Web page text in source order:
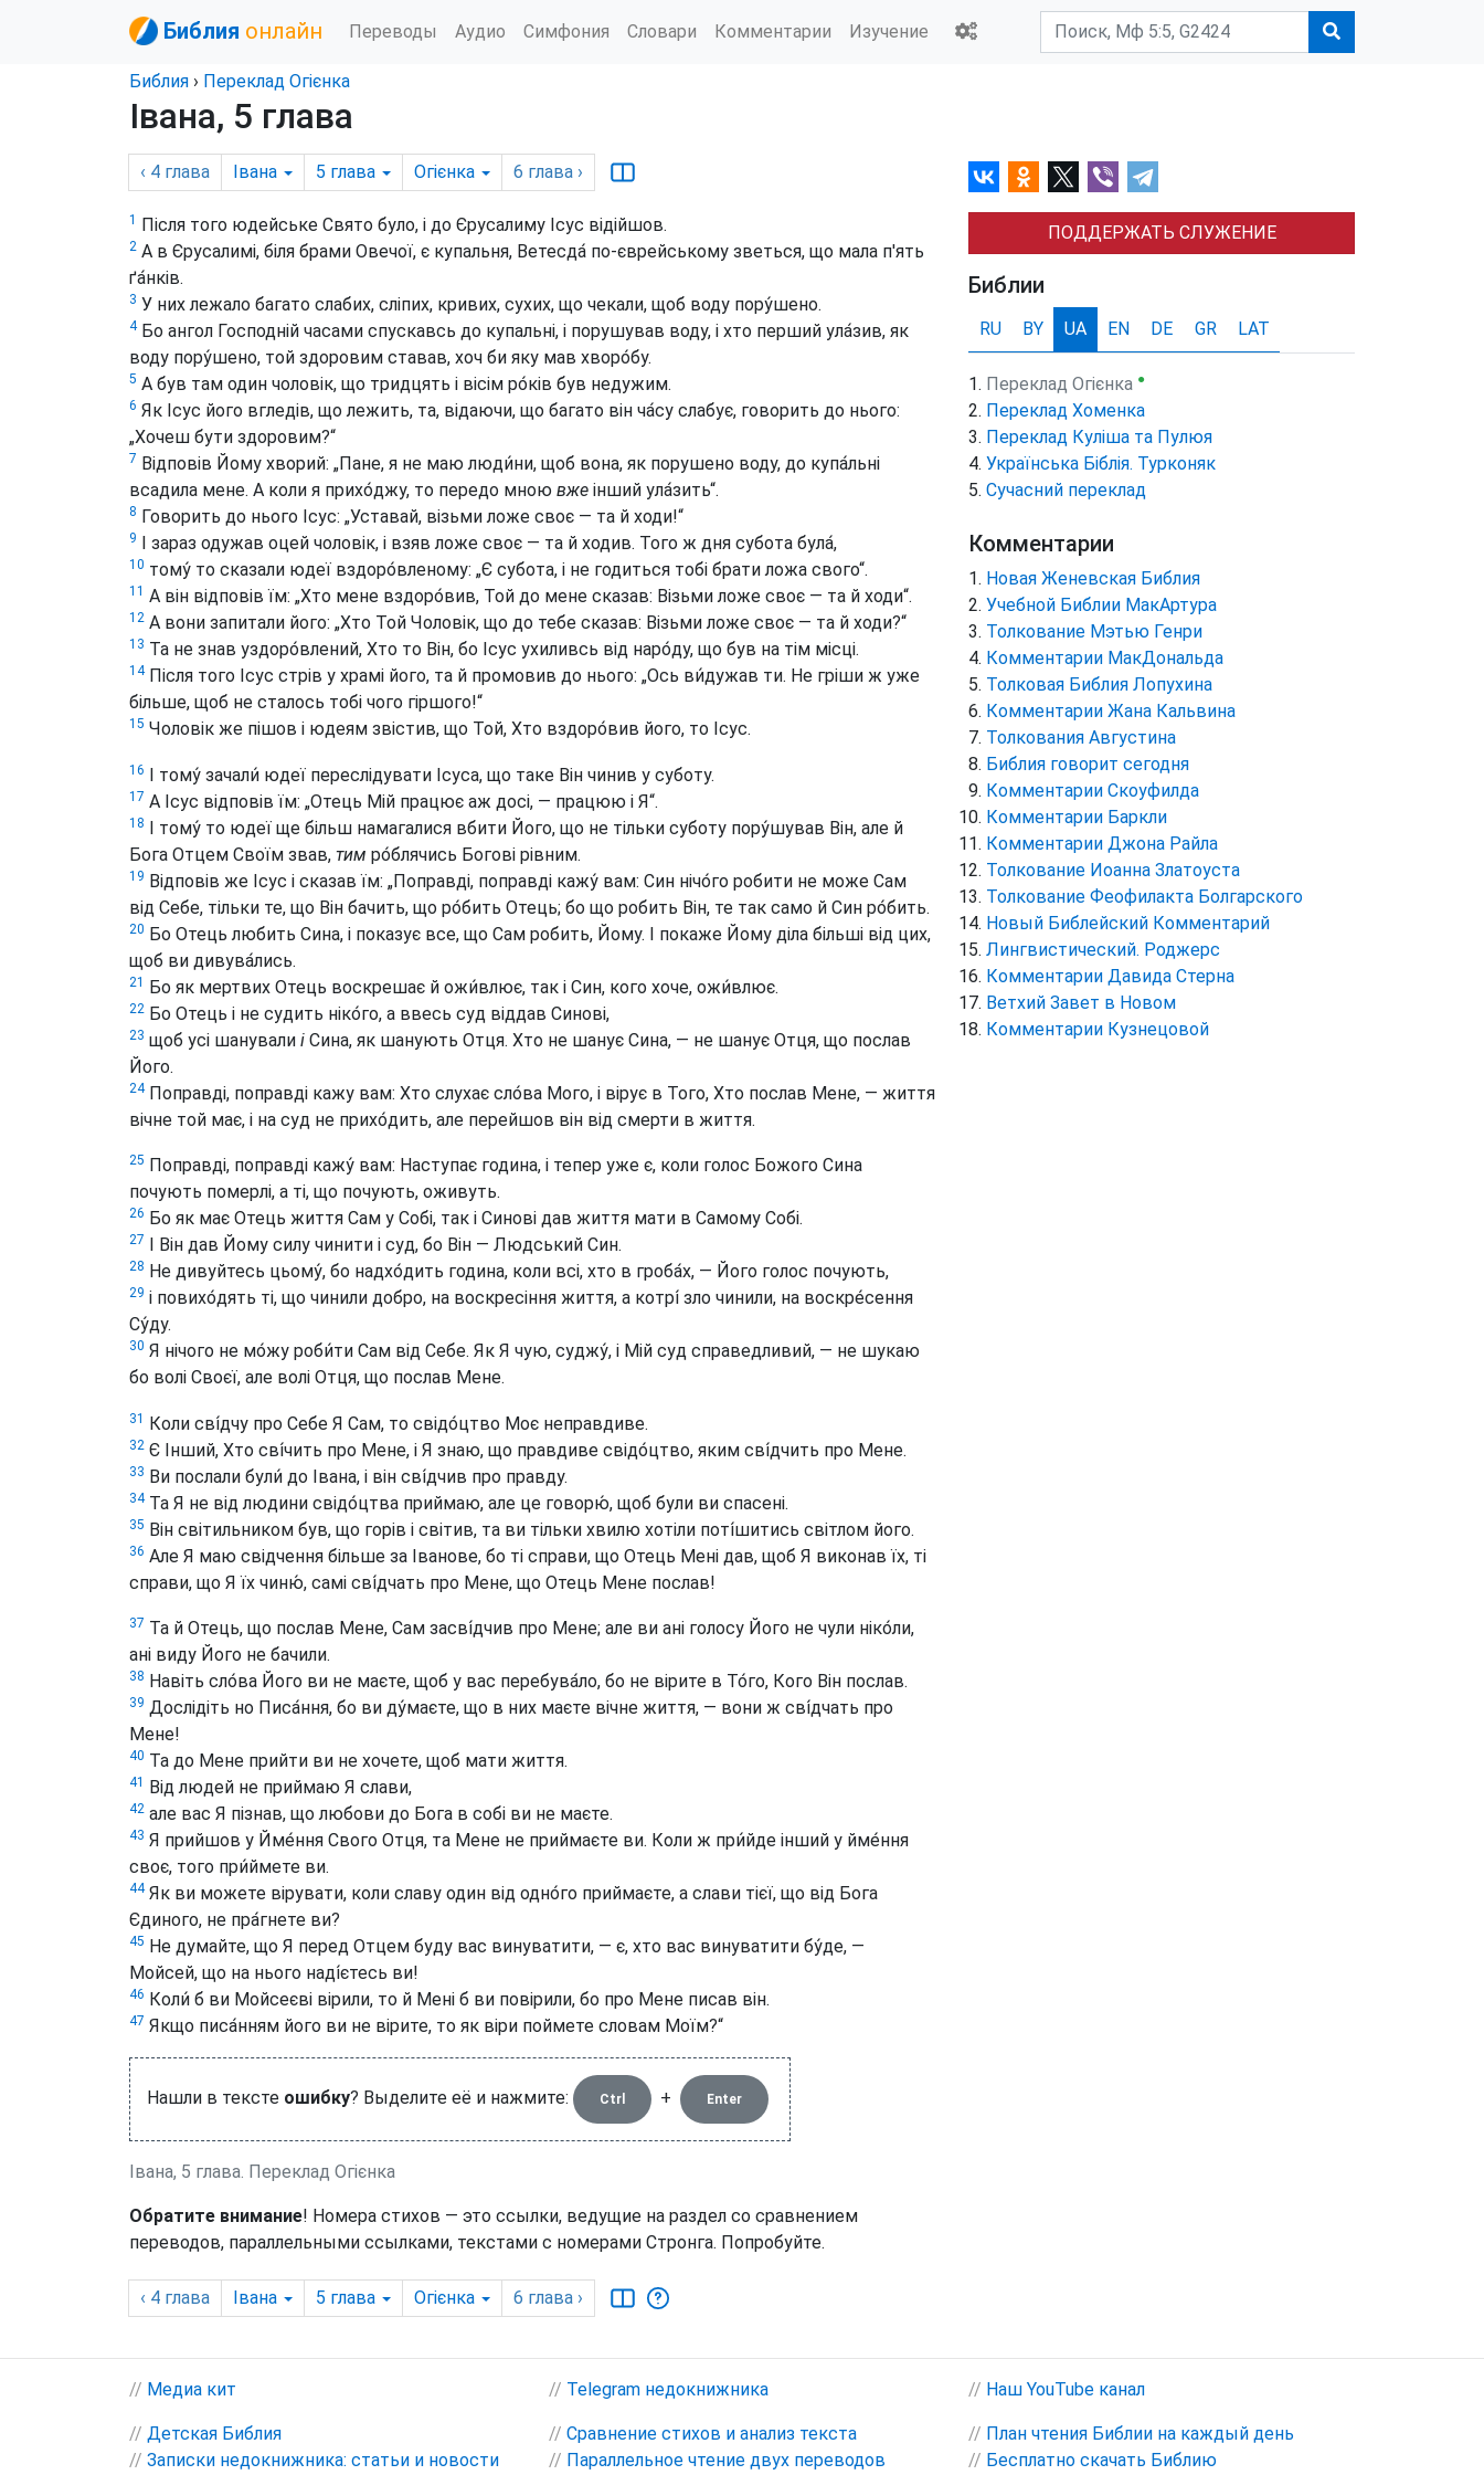
Библия онлайн Переводы Аудио Симфония Словари Комментарии Изучение
Библия › Переклад Огієнка
Івана, 5 глава
‹ 4 глава Івана 5 глава Огієнка 6 глава ›
1 Після того юдейське Свято було, і до Єрусалиму Ісус відійшов.
2 А в Єрусалимі, біля брами Овечої, є купальня, Ветесда́ по-єврейському зветься, що мала п'ять
ґа́нків.
3 У них лежало багато слабих, сліпих, кривих, сухих, що чекали, щоб воду пору́шено.
4Бо ангол Господній часами спускавсь до купальні, і порушував воду, і хто перший ула́зив, як
воду пору́шено, той здоровим ставав, хоч би яку мав хворо́бу.
5 А був там один чоловік, що тридцять і вісім ро́ків був недужим.
6 Як Ісус його вгледів, що лежить, та, відаючи, що багато він ча́су слабує, говорить до нього:
„Хочеш бути здоровим?“
7 Відповів Йому хворий: „Пане, я не маю люди́ни, щоб вона, як порушено воду, до купа́льні
всадила мене. А коли я прихо́джу, то передо мною вже інший ула́зить“.
8 Говорить до нього Ісус: „Уставай, візьми ложе своє — та й ходи!“
9 І зараз одужав оцей чоловік, і взяв ложе своє — та й ходив. Того ж дня субота була́,
10 тому́ то сказали юдеї вздоро́вленому: „Є субота, і не годиться тобі брати ложа свого“.
11 А він відповів їм: „Хто мене вздоро́вив, Той до мене сказав: Візьми ложе своє — та й ходи“.
12 А вони запитали його: „Хто Той Чоловік, що до тебе сказав: Візьми ложе своє — та й ходи?“
13 Та не знав уздоро́влений, Хто то Він, бо Ісус ухиливсь від наро́ду, що був на тім місці.
14Після того Ісус стрів у храмі його, та й промовив до нього: „Ось ви́дужав ти. Не гріши ж уже
більше, щоб не сталось тобі чого гіршого!“
15 Чоловік же пішов і юдеям звістив, що Той, Хто вздоро́вив його, то Ісус.
16 І тому́ зачали́ юдеї переслідувати Ісуса, що таке Він чинив у суботу.
17 А Ісус відповів їм: „Отець Мій працює аж досі, — працюю і Я“.
18 І тому́ то юдеї ще більш намагалися вбити Його, що не тільки суботу пору́шував Він, але й
Бога Отцем Своїм звав, тим ро́блячись Богові рівним.
19 Відповів же Ісус і сказав їм: „Поправді, поправді кажу́ вам: Син нічо́го робити не може Сам
від Себе, тільки те, що Він бачить, що ро́бить Отець; бо що робить Він, те так само й Син ро́бить.
20 Бо Отець любить Сина, і показує все, що Сам робить, Йому. І покаже Йому діла більші від цих,
щоб ви дивува́лись.
21 Бо як мертвих Отець воскрешає й ожи́влює, так і Син, кого хоче, ожи́влює.
22 Бо Отець і не судить ніко́го, а ввесь суд віддав Синові,
23 щоб усі шанували і Сина, як шанують Отця. Хто не шанує Сина, — не шанує Отця, що послав
Його.
24Поправді, поправді кажу вам: Хто слухає сло́ва Мого, і вірує в Того, Хто послав Мене, — життя
вічне той має, і на суд не прихо́дить, але перейшов він від смерти в життя.
25 Поправді, поправді кажу́ вам: Наступає година, і тепер уже є, коли голос Божого Сина
почують померлі, а ті, що почують, оживуть.
26 Бо як має Отець життя Сам у Собі, так і Синові дав життя мати в Самому Собі.
27 І Він дав Йому силу чинити і суд, бо Він — Людський Син.
28 Не дивуйтесь цьому́, бо надхо́дить година, коли всі, хто в гроба́х, — Його голос почують,
29 і повихо́дять ті, що чинили добро, на воскресіння життя, а котрі́ зло чинили, на воскре́сення
Су́ду.
30 Я нічого не мо́жу роби́ти Сам від Себе. Як Я чую, суджу́, і Мій суд справедливий, — не шукаю
бо волі Своєї, але волі Отця, що послав Мене.
31 Коли сві́дчу про Себе Я Сам, то свідо́цтво Моє неправдиве.
32 Є Інший, Хто сві́чить про Мене, і Я знаю, що правдиве свідо́цтво, яким сві́дчить про Мене.
33 Ви послали були́ до Івана, і він сві́дчив про правду.
34Та Я не від людини свідо́цтва приймаю, але це говорю́, щоб були ви спасені.
35 Він світильником був, що горів і світив, та ви тільки хвилю хотіли поті́шитись світлом його.
36 Але Я маю свідчення більше за Іванове, бо ті справи, що Отець Мені дав, щоб Я виконав їх, ті
справи, що Я їх чиню́, самі сві́дчать про Мене, що Отець Мене послав!
37 Та й Отець, що послав Мене, Сам засві́дчив про Мене; але ви ані голосу Його не чули ніко́ли,
ані виду Його не бачили.
38 Навіть сло́ва Його ви не маєте, щоб у вас перебува́ло, бо не вірите в То́го, Кого Він послав.
39 Дослідіть но Писа́ння, бо ви ду́маєте, що в них маєте вічне життя, — вони ж сві́дчать про
Мене!
40 Та до Мене прийти ви не хочете, щоб мати життя.
41 Від людей не приймаю Я слави,
42 але вас Я пізнав, що любови до Бога в собі ви не маєте.
43 Я прийшов у Йме́ння Свого Отця, та Мене не приймаєте ви. Коли ж при́йде інший у йме́ння
своє, того при́ймете ви.
44Як ви можете вірувати, коли славу один від одно́го приймаєте, а слави тієї, що від Бога
Єдиного, не пра́гнете ви?
45 Не думайте, що Я перед Отцем буду вас винуватити, — є, хто вас винуватити бу́де, —
Мойсей, що на нього наді́єтесь ви!
46 Коли́ б ви Мойсеєві вірили, то й Мені б ви повірили, бо про Мене писав він.
47 Якщо писа́нням його ви не вірите, то як віри поймете словам Моїм?“
Нашли в тексте ошибку? Выделите её и нажмите: Ctrl + Enter
Івана, 5 глава. Переклад Огієнка
Обратите внимание! Номера стихов — это ссылки, ведущие на раздел со сравнением
переводов, параллельными ссылками, текстами с номерами Стронга. Попробуйте.
‹ 4 глава Івана 5 глава Огієнка 6 глава ›
ПОДДЕРЖАТЬ СЛУЖЕНИЕ
Библии
RU BY UA EN DE GR LAT
Переклад Огієнка ●
Переклад Хоменка
Переклад Куліша та Пулюя
Українська Біблія. Турконяк
Сучасний переклад
Комментарии
Новая Женевская Библия
Учебной Библии МакАртура
Толкование Мэтью Генри
Комментарии МакДональда
Толковая Библия Лопухина
Комментарии Жана Кальвина
Толкования Августина
Библия говорит сегодня
Комментарии Скоуфилда
Комментарии Баркли
Комментарии Джона Райла
Толкование Иоанна Златоуста
Толкование Феофилакта Болгарского
Новый Библейский Комментарий
Лингвистический. Роджерс
Комментарии Давида Стерна
Ветхий Завет в Новом
Комментарии Кузнецовой
// Медиа кит // Telegram недокнижника // Наш YouTube канал
// Детская Библия
// Записки недокнижника: статьи и новости
// Сравнение стихов и анализ текста
// Параллельное чтение двух переводов
// План чтения Библии на каждый день
// Бесплатно скачать Библию